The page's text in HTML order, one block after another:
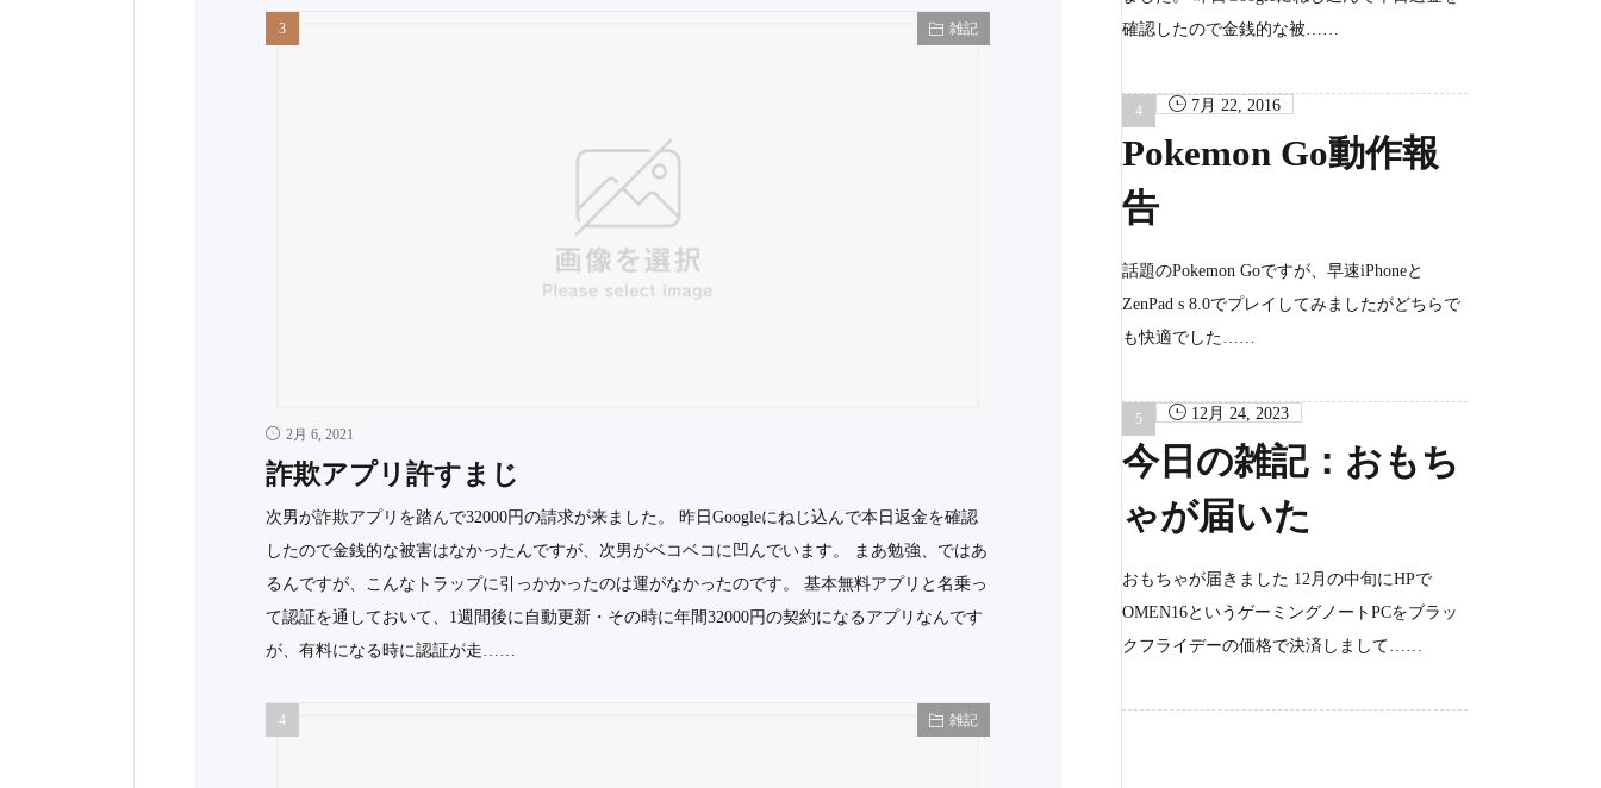
雑記
2月 6, 2021
詐欺アプリ許すまじ
次男が詐欺アプリを踏んで32000円の請求が来ました。 昨日Googleにねじ込んで本日返金を確認
したので金銭的な被害はなかったんですが、次男がベコベコに凹んでいます。 まあ勉強、ではあ
るんですが、こんなトラップに引っかかったのは運がなかったのです。 基本無料アプリと名乗っ
て認証を通しておいて、1週間後に自動更新・その時に年間32000円の契約になるアプリなんです
が、有料になる時に認証が走……
雑記
確認したので金銭的な被……
7月 22, 2016
Pokemon Go動作報
告
話題のPokemon Goですが、早速iPhoneと
ZenPad s 8.0でプレイしてみましたがどちらで
も快適でした……
12月 24, 2023
今日の雑記：おもち
ゃが届いた
おもちゃが届きました 12月の中旬にHPで
OMEN16というゲーミングノートPCをブラッ
クフライデーの価格で決済しまして……